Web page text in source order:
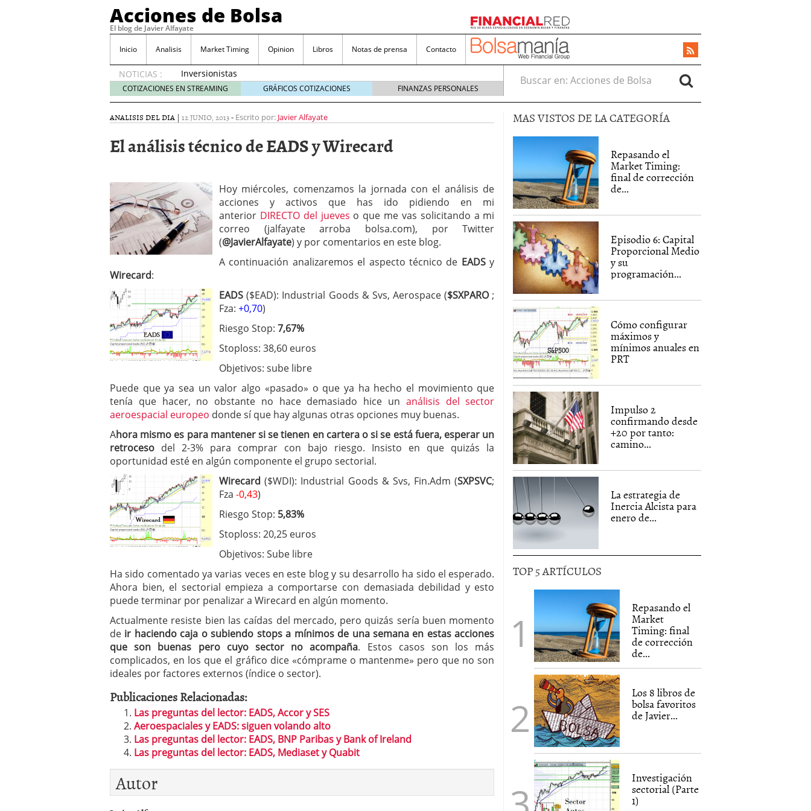
Acciones de Bolsa
El blog de Javier Alfayate
Inicio Analisis Market Timing Opinion Libros Notas de prensa Contacto
NOTICIAS :
Inversionistas
VIP en
México
creciente
por SIFX
Qué es una acción infravalorada y por qué no hay que perderlas de vista
noviembre 30, 2024
Entendiendo los ETF de Bitcoin noviembre 22, 2024
Dividend Kings: empresas que destacan por sus dividendos constantes
noviembre 12, 2024
Descubre RealAdvisor: Una poderosa herramienta para tus inversiones
inmobiliarias
COTIZACIONES EN STREAMING GRÁFICOS COTIZACIONES FINANZAS PERSONALES
Buscar en:
ANALISIS DEL DIA | 12 JUNIO, 2013- Escrito por: Javier Alfayate
El análisis técnico de EADS y Wirecard
Hoy miércoles, comenzamos la jornada con el análisis de
acciones y activos que has ido pidiendo en mi
anterior DIRECTO del jueves o que me vas solicitando a mi
correo (jalfayate arroba bolsa.com), por Twitter
(@JavierAlfayate) y por comentarios en este blog.
A continuación analizaremos el aspecto técnico de EADSy
Wirecard:
EADS($EAD): Industrial Goods & Svs, Aerospace ($SXPARO;
Fza: +0,70)
Riesgo Stop: 7,67%
Stoploss: 38,60 euros
Objetivos: sube libre
Puede que ya sea un valor algo «pasado» o que ya ha hecho el movimiento que
tenía que hacer, no obstante no hace demasiado hice un análisis del sector
aeroespacial europeo donde sí que hay algunas otras opciones muy buenas.
Ahora mismo es para mantener si se tienen en cartera o si se está fuera, esperar un
retroceso del 2-3% para comprar con bajo riesgo. Insisto en que quizás la
oportunidad esté en algún componente el grupo sectorial.
Wirecard ($WDI): Industrial Goods & Svs, Fin.Adm (SXPSVC;
Fza -0,43)
Riesgo Stop: 5,83%
Stoploss: 20,25 euros
Objetivos: Sube libre
Ha sido comentado ya varias veces en este blog y su desarrollo ha sido el esperado.
Ahora bien, el sectorial empieza a comportarse con demasiada debilidad y esto
puede terminar por penalizar a Wirecard en algún momento.
Actualmente resiste bien las caídas del mercado, pero quizás sería buen momento
de ir haciendo caja o subiendo stops a mínimos de una semana en estas acciones
que son buenas pero cuyo sector no acompaña. Estos casos son los más
complicados, en los que el gráfico dice «cómprame o mantenme» pero que no son
ideales por factores externos (índice o sector).
Publicaciones Relacionadas:
Las preguntas del lector: EADS, Accor y SES
Aeroespaciales y EADS: siguen volando alto
Las preguntas del lector: EADS, BNP Paribas y Bank of Ireland
Las preguntas del lector: EADS, Mediaset y Quabit
Autor
MAS VISTOS DE LA CATEGORÍA
Repasando el
Market Timing:
final de corrección
de...
Episodio 6: Capital
Proporcional Medio
y su
programación...
Cómo configurar
máximos y
mínimos anuales en
PRT
Impulso 2
confirmando desde
+20 por tanto:
camino...
La estrategia de
Inercia Alcista para
enero de...
TOP 5 ARTÍCULOS
Repasando el
Market
Timing: final
de corrección
de...
Los 8 libros de
bolsa favoritos
de Javier...
Investigación
sectorial (Parte
1)